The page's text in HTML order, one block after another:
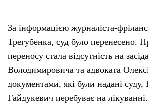
Тендери
Контакти
За інформацією журналіста-
Трегубенка, суд було перенесено.
переносу стала відсутність на
Володимировича та адвоката
документами, які були надані суду,
Гайдукевич перебуває на